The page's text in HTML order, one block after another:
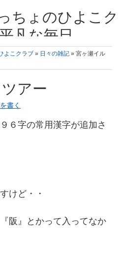
ちょのひよこク
凡な毎日
記 何十年後かに、大きくなったひよ
を夢見て。& 3児ママの平凡日記 日々
便利グッズの紹介
よこクラブ » 日々の雑記 » 宮ヶ瀬イル
アー
書く
６字の常用漢字が追加さ
けど・・
阪』とかって入ってなか